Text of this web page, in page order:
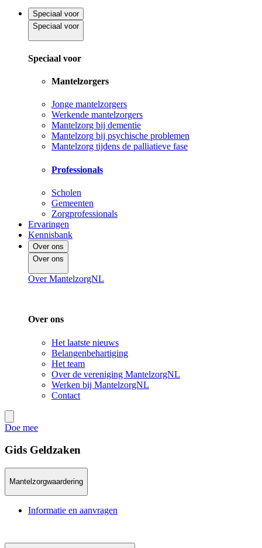
Speciaal voor
Speciaal voor
Speciaal voor
Mantelzorgers
Jonge mantelzorgers
Werkende mantelzorgers
Mantelzorg bij dementie
Mantelzorg bij psychische problemen
Mantelzorg tijdens de palliatieve fase
Professionals
Scholen
Gemeenten
Zorgprofessionals
Ervaringen
Kennisbank
Over ons
Over ons
Over MantelzorgNL
Over ons
Het laatste nieuws
Belangenbehartiging
Het team
Over de vereniging MantelzorgNL
Werken bij MantelzorgNL
Contact
Doe mee
Gids Geldzaken
Mantelzorgwaardering
Informatie en aanvragen